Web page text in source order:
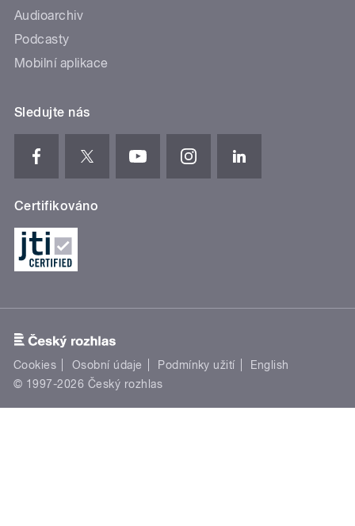
Audioarchiv
Podcasty
Mobilní aplikace
Sledujte nás
Certifikováno
Cookies Osobní údaje Podmínky užití
English
© 1997-2026 Český rozhlas